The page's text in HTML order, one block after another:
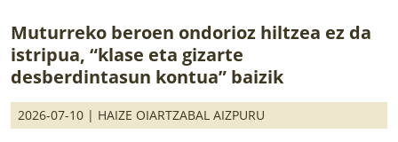
Muturreko beroen ondorioz hiltzea ez da
istripua, “klase eta gizarte
desberdintasun kontua” baizik
2026-07-10 | HAIZE OIARTZABAL AIZPURU